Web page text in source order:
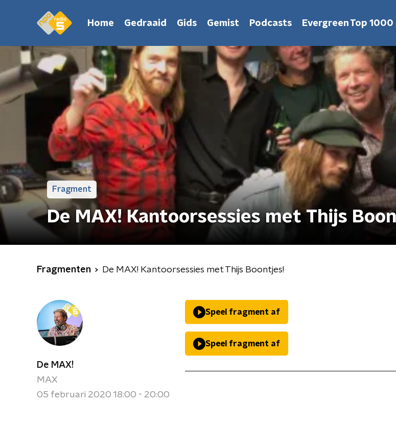
Home Gedraaid Gids Gemist Podcasts Evergreen Top 1000
Fragment
De MAX! Kantoorsessies met Thijs
Fragmenten De MAX! Kantoorsessies met Thijs Boontjes!
De MAX!
MAX
05 februari 2020 18:00 - 20:00
Speel fragment af
Speel fragment af